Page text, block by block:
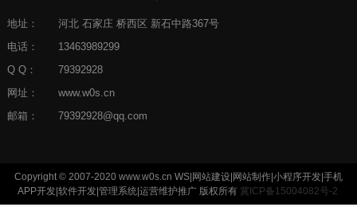
ISO认证
地址：
河北 石家庄 桥西区 新石中路367号
电话：
13463989299
Q Q：
79392928
网址：
www.w0s.cn
邮箱：
79392928@qq.com
Copyright © 2007-2020 www.w0s.cn WS|网站建设|网站制作|小程序开发|手机
APP开发|软件开发|管理系统|运营维护推广 版权所有 冀ICP备15004082号-2